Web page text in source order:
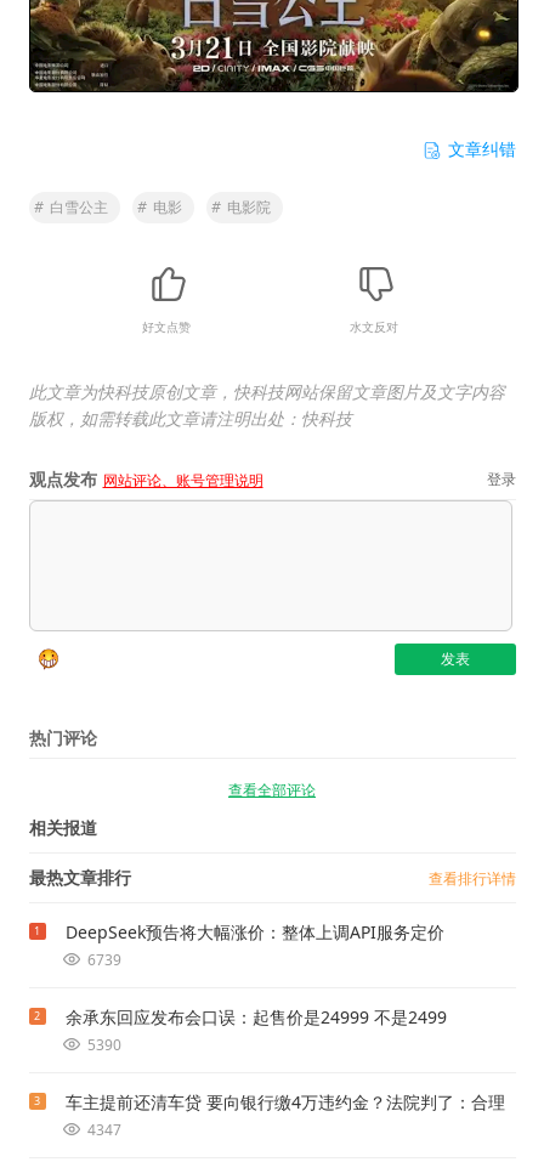
文章纠错
# 白雪公主 # 电影 # 电影院
好文点赞 水文反对
此文章为快科技原创文章，快科技网站保留文章图片及文字内容
版权，如需转载此文章请注明出处：快科技
观点发布 网站评论、账号管理说明 登录
热门评论
查看全部评论
相关报道
最热文章排行 查看排行详情
1 DeepSeek预告将大幅涨价：整体上调API服务定价
6739
2 余承东回应发布会口误：起售价是24999 不是2499
5390
3 车主提前还清车贷 要向银行缴4万违约金？法院判了：合理
4347